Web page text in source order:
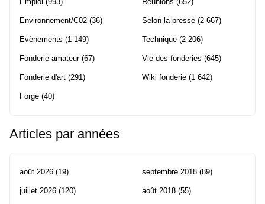
Environnement/C02 (36)
Evènements (1 149)
Fonderie amateur(67)
Fonderie d'art (291)
Forge (40)
Selon la presse (2 667)
Technique (2 206)
Vie des fonderies (645)
Wiki fonderie (1 642)
Articles par années
août 2026 (19)
juillet 2026 (120)
septembre 2018 (89)
août 2018 (55)